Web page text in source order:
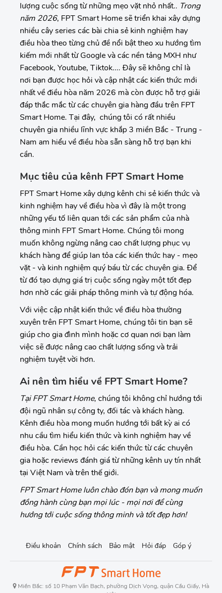
lượng cuộc sống từ những mẹo vặt nhỏ nhất.. Trong
năm 2026, FPT Smart Home sẽ triển khai xây dựng
nhiều cây series các bài chia sẻ kinh nghiệm hay
điều hòa theo từng chủ đề nổi bật theo xu hướng tìm
kiếm mới nhất từ Google và các nền tảng MXH như
Facebook, Youtube, Tiktok.... Đây sẽ không chỉ là
nơi bạn được học hỏi và cập nhật các kiến thức mới
nhất về điều hòa năm 2026 mà còn được hỗ trợ giải
đáp thắc mắc từ các chuyên gia hàng đầu trên FPT
Smart Home. Tại đây, chúng tôi có rất nhiều
chuyên gia nhiều lĩnh vực khắp 3 miền Bắc - Trung -
Nam am hiểu về điều hòa sẵn sàng hỗ trợ bạn khi
cần.
Mục tiêu của kênh FPT Smart Home
FPT Smart Home xây dựng kênh chi sẻ kiến thức và
kinh nghiệm hay về điều hòa vì đây là một trong
những yếu tố liên quan tới các sản phẩm của nhà
thông minh FPT Smart Home. Chúng tôi mong
muốn không ngừng nâng cao chất lượng phục vụ
khách hàng để giúp lan tỏa các kiến thức hay - mẹo
vặt - và kinh nghiệm quý báu từ các chuyên gia. Để
từ đó tạo dựng giá trị cuộc sống ngày một tốt đẹp
hơn nhờ các giải pháp thông minh và tự động hóa.
Với việc cập nhật kiến thức về điều hòa thường
xuyên trên FPT Smart Home, chúng tôi tin bạn sẽ
giúp cho gia đình mình hoặc cơ quan nơi bạn làm
việc sẽ được nâng cao chất lượng sống và trải
nghiệm tuyệt vời hơn.
Ai nên tìm hiểu về FPT Smart Home?
Tại FPT Smart Home, chúng tôi không chỉ hướng tới
đội ngũ nhân sự công ty, đối tác và khách hàng.
Kênh điều hòa mong muốn hướng tới bất kỳ ai có
nhu cầu tìm hiểu kiến thức và kinh nghiệm hay về
điều hòa. Cần học hỏi các kiến thức từ các chuyên
gia hoặc reviews đánh giá từ những kênh uy tín nhất
tại Việt Nam và trên thế giới.
FPT Smart Home luôn chào đón bạn và mong muốn
đồng hành cùng bạn mọi lúc - mọi nơi để cùng
hướng tới cuộc sống thông minh và tốt đẹp hơn!
Điều khoản Chính sách Bảo mật Hỏi đáp Góp ý
Miền Bắc: số 10 Phạm Văn Bạch, phường Dịch Vọng, quận Cầu Giấy, Hà